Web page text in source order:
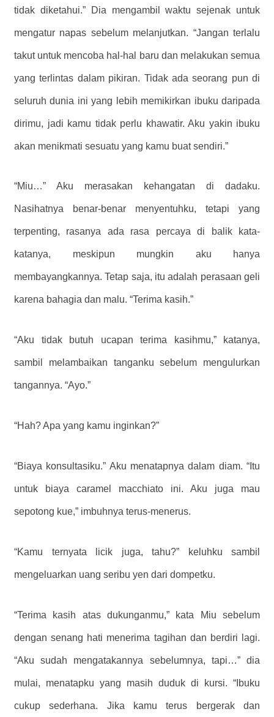
tidak diketahui.” Dia mengambil waktu sejenak untuk
mengatur napas sebelum melanjutkan. “Jangan terlalu
takut untuk mencoba hal-hal baru dan melakukan semua
yang terlintas dalam pikiran. Tidak ada seorang pun di
seluruh dunia ini yang lebih memikirkan ibuku daripada
dirimu, jadi kamu tidak perlu khawatir. Aku yakin ibuku
akan menikmati sesuatu yang kamu buat sendiri.”
“Miu…” Aku merasakan kehangatan di dadaku.
Nasihatnya benar-benar menyentuhku, tetapi yang
terpenting, rasanya ada rasa percaya di balik kata-
katanya, meskipun mungkin aku hanya
membayangkannya. Tetap saja, itu adalah perasaan geli
karena bahagia dan malu. “Terima kasih.”
“Aku tidak butuh ucapan terima kasihmu,” katanya,
sambil melambaikan tanganku sebelum mengulurkan
tangannya. “Ayo.”
“Hah? Apa yang kamu inginkan?”
“Biaya konsultasiku.” Aku menatapnya dalam diam. “Itu
untuk biaya caramel macchiato ini. Aku juga mau
sepotong kue,” imbuhnya terus-menerus.
“Kamu ternyata licik juga, tahu?” keluhku sambil
mengeluarkan uang seribu yen dari dompetku.
“Terima kasih atas dukunganmu,” kata Miu sebelum
dengan senang hati menerima tagihan dan berdiri lagi.
“Aku sudah mengatakannya sebelumnya, tapi…” dia
mulai, menatapku yang masih duduk di kursi. “Ibuku
cukup sederhana. Jika kamu terus bergerak dan